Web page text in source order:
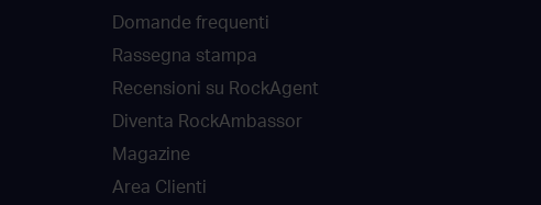
Domande frequenti
Rassegna stampa
Recensioni su RockAgent
Diventa RockAmbassor
Magazine
Area Clienti